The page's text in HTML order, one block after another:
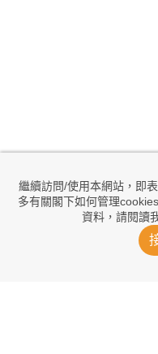
繼續訪問/使用本網站，即
多有關閣下如何管理
資料，請閱讀